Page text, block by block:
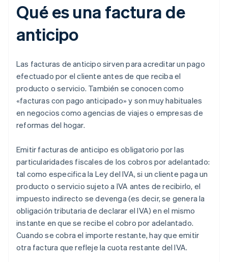
Qué es una factura de
anticipo
Las facturas de anticipo sirven para acreditar un pago
efectuado por el cliente antes de que reciba el
producto o servicio. También se conocen como
«facturas con pago anticipado» y son muy habituales
en negocios como agencias de viajes o empresas de
reformas del hogar.
Emitir facturas de anticipo es obligatorio por las
particularidades fiscales de los cobros por adelantado:
tal como especifica la Ley del IVA, si un cliente paga un
producto o servicio sujeto a IVA antes de recibirlo, el
impuesto indirecto se devenga (es decir, se genera la
obligación tributaria de declarar el IVA) en el mismo
instante en que se recibe el cobro por adelantado.
Cuando se cobra el importe restante, hay que emitir
otra factura que refleje la cuota restante del IVA.